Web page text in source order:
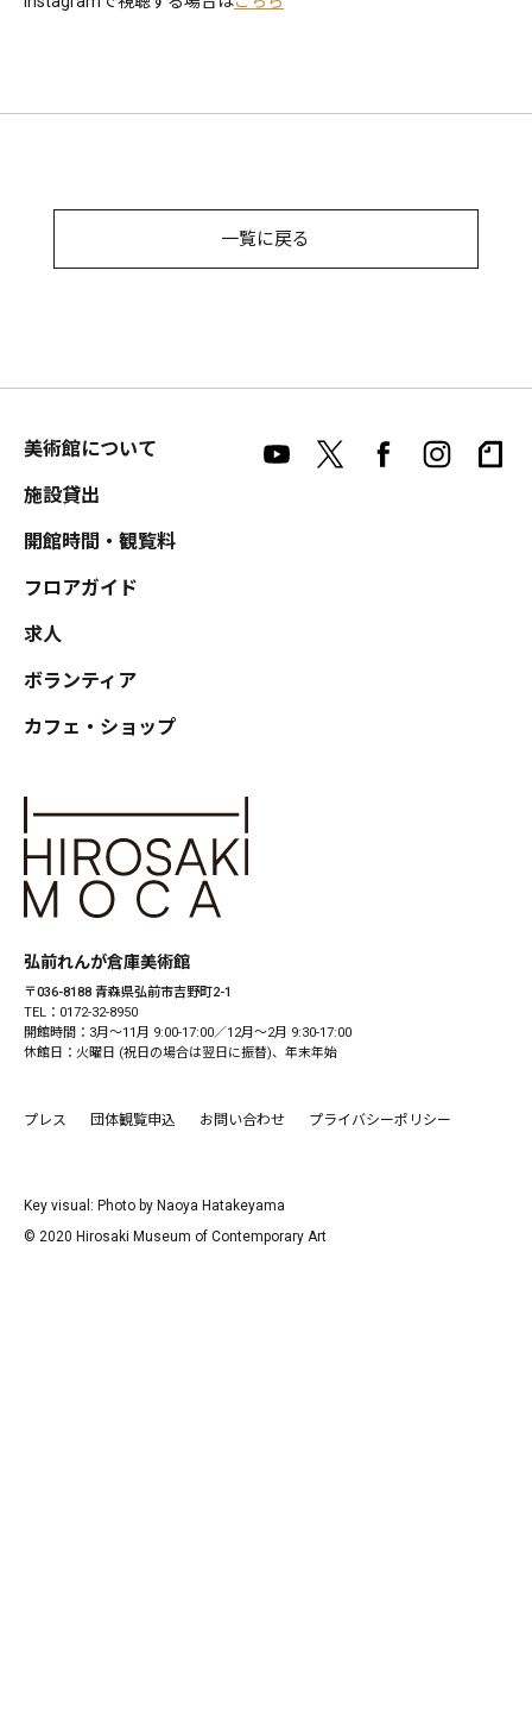
一覧に戻る
美術館について
施設貸出
開館時間・観覧料
フロアガイド
求人
ボランティア
カフェ・ショップ
弘前れんが倉庫美術館
〒036-8188 青森県弘前市吉野町2-1
TEL：0172-32-8950
開館時間：3月〜11月 9:00-17:00／12月〜2月 9:30-17:00
休館日：火曜日 (祝日の場合は翌日に振替)、年末年始
プレス 団体観覧申込 お問い合わせ プライバシーポリシー
Key visual: Photo by Naoya Hatakeyama
© 2020 Hirosaki Museum of Contemporary Art